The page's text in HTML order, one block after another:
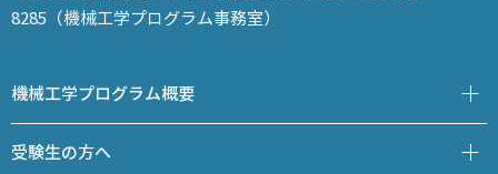
8285（機械工学プログラム事務室）
機械工学プログラム概要
受験生の方へ